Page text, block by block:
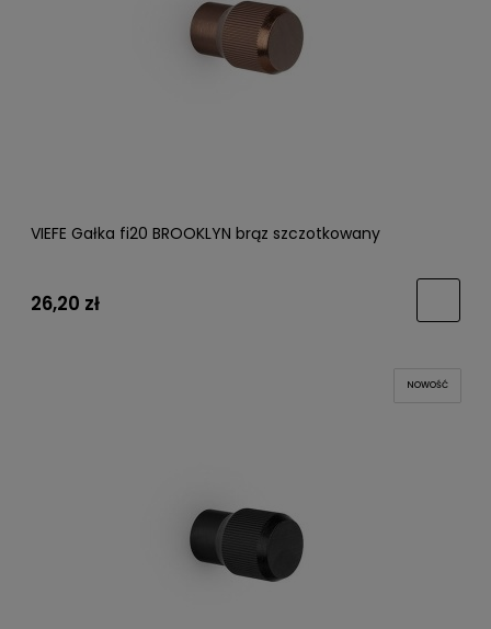
VIEFE Gałka fi20 BROOKLYN brąz szczotkowany
26,20 zł
NOWOŚĆ